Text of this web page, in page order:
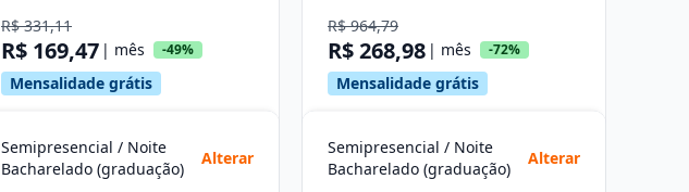
R$ 331,11
R$ 169,47 | mês -49%
Mensalidade grátis
Semipresencial / Noite
Bacharelado (graduação)
Alterar
R$ 964,79
R$ 268,98 | mês -72%
Mensalidade grátis
Semipresencial / Noite
Bacharelado (graduação)
Alterar